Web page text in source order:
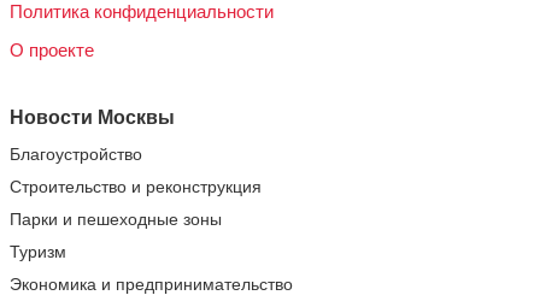
Политика конфиденциальности
О проекте
Новости Москвы
Благоустройство
Строительство и реконструкция
Парки и пешеходные зоны
Туризм
Экономика и предпринимательство